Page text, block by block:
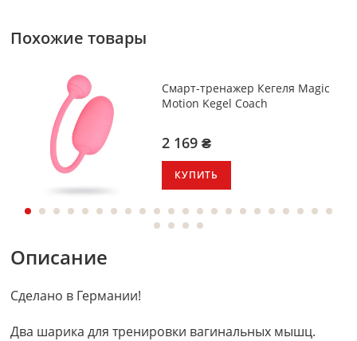
Похожие товары
Смарт-тренажер Кегеля Magic
Motion Kegel Coach
2 169 ₴
КУПИТЬ
Описание
Сделано в Германии!
Два шарика для тренировки вагинальных мышц.